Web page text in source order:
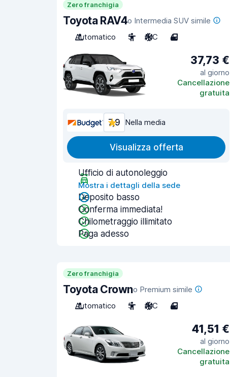
Zero franchigia
Toyota RAV4o Intermedia SUV simile
Automatico
5 A/C 4
37,73 €
al giorno
Cancellazione
gratuita
7,9 Nella media
Visualizza offerta
Ufficio di autonoleggio
Mostra i dettagli della sede
Deposito basso
Conferma immediata!
Chilometraggio illimitato
Paga adesso
Zero franchigia
Toyota Crowno Premium simile
Automatico
5 A/C 4
41,51 €
al giorno
Cancellazione
gratuita